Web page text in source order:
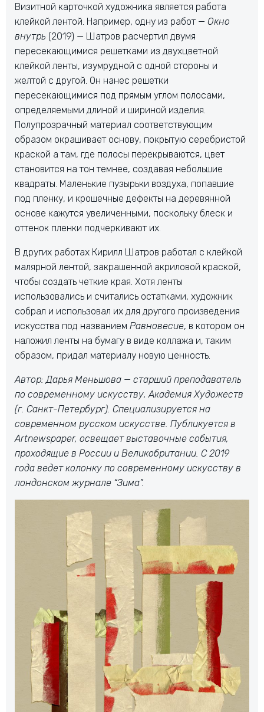
Визитной карточкой художника является работа
клейкой лентой. Например, одну из работ — Окно
внутрь (2019) — Шатров расчертил двумя
пересекающимися решетками из двухцветной
клейкой ленты, изумрудной с одной стороны и
желтой с другой. Он нанес решетки
пересекающимися под прямым углом полосами,
определяемыми длиной и шириной изделия.
Полупрозрачный материал соответствующим
образом окрашивает основу, покрытую серебристой
краской а там, где полосы перекрываются, цвет
становится на тон темнее, создавая небольшие
квадраты. Маленькие пузырьки воздуха, попавшие
под пленку, и крошечные дефекты на деревянной
основе кажутся увеличенными, поскольку блеск и
оттенок пленки подчеркивают их.
В других работах Кирилл Шатров работал с клейкой
малярной лентой, закрашенной акриловой краской,
чтобы создать четкие края. Хотя ленты
использовались и считались остатками, художник
собрал и использовал их для другого произведения
искусства под названием Равновесие, в котором он
наложил ленты на бумагу в виде коллажа и, таким
образом, придал материалу новую ценность.
Автор: Дарья Меньшова — старший преподаватель
по современному искусству, Академия Художеств
(г. Санкт-Петербург). Специализируется на
современном русском искусстве. Публикуется в
Artnewspaper, освещает выставочные события,
проходящие в России и Великобритании. С 2019
года ведет колонку по современному искусству в
лондонском журнале “Зима”.